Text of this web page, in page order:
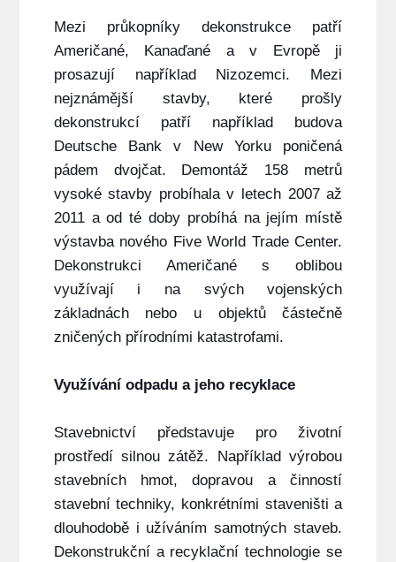
Mezi průkopníky dekonstrukce patří
Američané, Kanaďané a v Evropě ji
prosazují například Nizozemci. Mezi
nejznámější stavby, které prošly
dekonstrukcí patří například budova
Deutsche Bank v New Yorku poničená
pádem dvojčat. Demontáž 158 metrů
vysoké stavby probíhala v letech 2007 až
2011 a od té doby probíhá na jejím místě
výstavba nového Five World Trade Center.
Dekonstrukci Američané s oblibou
využívají i na svých vojenských
základnách nebo u objektů částečně
zničených přírodními katastrofami.
Využívání odpadu a jeho recyklace
Stavebnictví představuje pro životní
prostředí silnou zátěž. Například výrobou
stavebních hmot, dopravou a činností
stavební techniky, konkrétními staveništi a
dlouhodobě i užíváním samotných staveb.
Dekonstrukční a recyklační technologie se